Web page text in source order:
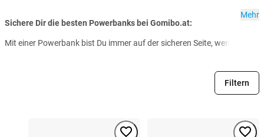
Sichere Dir die besten Powerbanks bei Gomibo.at:
Mit einer Powerbank bist Du immer auf der sicheren Seite, wenn es
Mehr
Filtern